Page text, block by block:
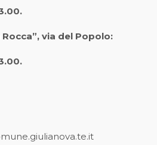
via del Popolo: